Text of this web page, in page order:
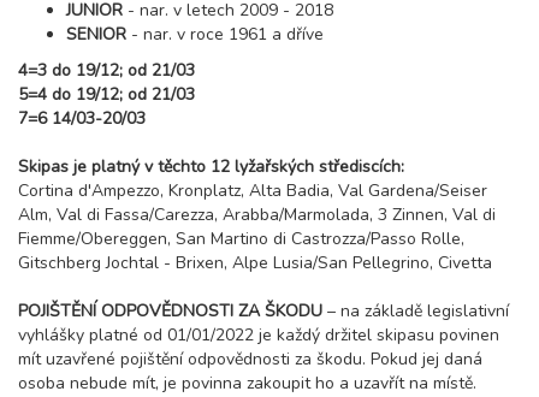
JUNIOR - nar. v letech 2009 - 2018
SENIOR - nar. v roce 1961 a dříve
4=3 do 19/12; od 21/03
5=4 do 19/12; od 21/03
7=6 14/03-20/03
Skipas je platný v těchto 12 lyžařských střediscích:
Cortina d'Ampezzo, Kronplatz, Alta Badia, Val Gardena/Seiser
Alm, Val di Fassa/Carezza, Arabba/Marmolada, 3 Zinnen, Val di
Fiemme/Obereggen, San Martino di Castrozza/Passo Rolle,
Gitschberg Jochtal - Brixen, Alpe Lusia/San Pellegrino, Civetta
POJIŠTĚNÍ ODPOVĚDNOSTI ZA ŠKODU – na základě legislativní
vyhlášky platné od 01/01/2022 je každý držitel skipasu povinen
mít uzavřené pojištění odpovědnosti za škodu. Pokud jej daná
osoba nebude mít, je povinna zakoupit ho a uzavřít na místě.